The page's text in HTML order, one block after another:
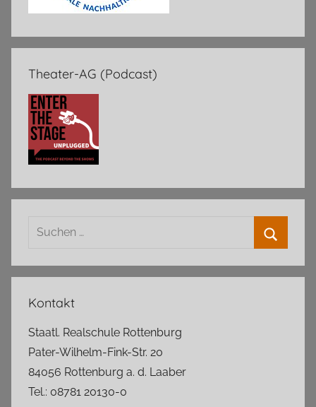
Theater-AG (Podcast)
Suchen
Kontakt
Staatl. Realschule Rottenburg
Pater-Wilhelm-Fink-Str. 20
84056 Rottenburg a. d. Laaber
Tel.: 08781 20130-0